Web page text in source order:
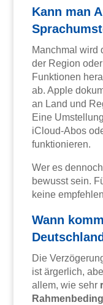
Kann man
Manchmal wird
der Region
Funktionen
ab. Apple
an Land und
Eine
iCloud-Abos
funktionieren.
Wer es
bewusst sein.
keine
Wann
Die
ist ärgerlich,
allem, wie sehr